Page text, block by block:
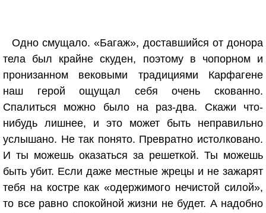
Одно смущало. «Багаж», доставшийся от донора
тела был крайне скуден, поэтому в чопорном и
пронизанном вековыми традициями Карфагене
наш герой ощущал себя очень скованно.
Спалиться можно было на раз-два. Скажи что-
нибудь лишнее, и это может быть неправильно
услышано. Не так понято. Превратно истолковано.
И ты можешь оказаться за решеткой. Ты можешь
быть убит. Если даже местные жрецы и не зажарят
тебя на костре как «одержимого нечистой силой»,
то все равно спокойной жизни не будет. А надобно